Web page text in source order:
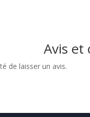
Avis et
de laisser un avis.